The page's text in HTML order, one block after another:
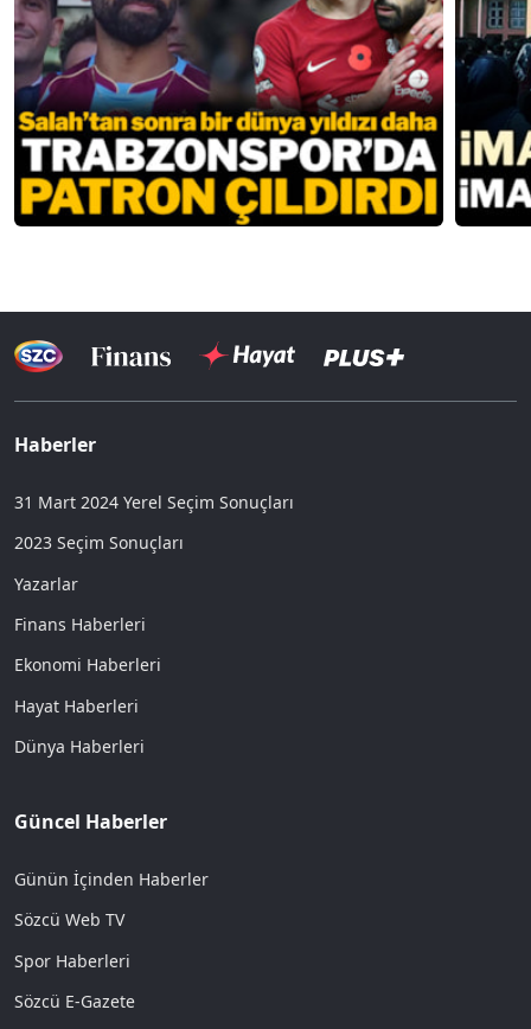
Haberler
31 Mart 2024 Yerel Seçim Sonuçları
2023 Seçim Sonuçları
Yazarlar
Finans Haberleri
Ekonomi Haberleri
Hayat Haberleri
Dünya Haberleri
Güncel Haberler
Günün İçinden Haberler
Sözcü Web TV
Spor Haberleri
Sözcü E-Gazete